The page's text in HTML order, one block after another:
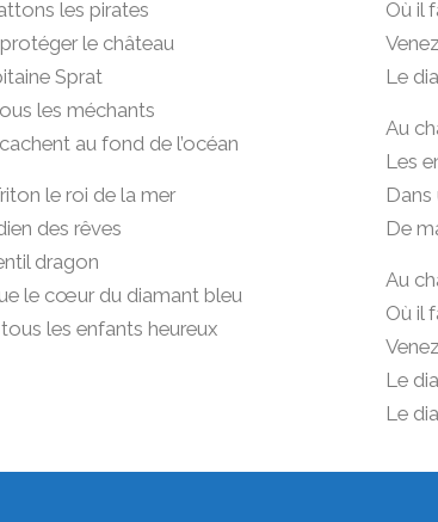
les pirates
le château
Sprat
les méchants
au fond de l’océan
le roi de la mer
des rêves
dragon
le cœur du diamant bleu
les enfants heureux
Où il
Le
Au
Les
De
Au
Où il
Le
Le